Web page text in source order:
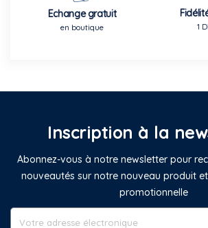
Echange gratuit
en boutique 1
Inscription à la
Abonnez-vous à notre newsletter pour
nouveautés sur notre nouveau produit
promotionnelle